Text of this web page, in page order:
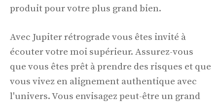
produit pour votre plus grand bien.
Avec Jupiter rétrograde vous êtes invité à
écouter votre moi supérieur. Assurez-vous
que vous êtes prêt à prendre des risques et que
vous vivez en alignement authentique avec
l'univers. Vous envisagez peut-être un grand